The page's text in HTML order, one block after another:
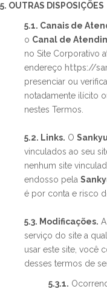
5. OUTRAS DISPOSIÇÕES
​5.1. Canais de
o Canal de
no Site Corporativo
endereço https://
presenciar ou
notadamente ilícito
nestes Termos.
5.2. Links. O
vinculados ao seu
nenhum site
endosso pela
é por conta e risco
5.3. Modificações.
serviço do site a
usar este site, você
desses termos de
5.3.1.